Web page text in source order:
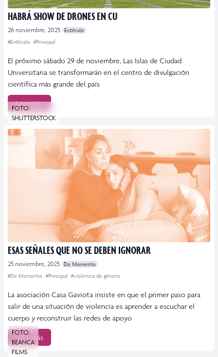
HABRÁ SHOW DE DRONES EN CU
26 noviembre, 2025 Entérate
#Entérate #Principal
El próximo sábado 29 de noviembre, Las Islas de Ciudad
Universitaria se transformarán en el centro de divulgación
científica más grande del país
Leer más
FOTO:
SHUTTERSTOCK
ESAS SEÑALES QUE NO SE DEBEN IGNORAR
25 noviembre, 2025 De Momento
#De Momento #Principal #violencia de género
La asociación Casa Gaviota insiste en que el primer paso para
salir de una situación de violencia es aprender a escuchar el
cuerpo y reconstruir las redes de apoyo
Leer más
FOTO:
BEANCA
FILMS